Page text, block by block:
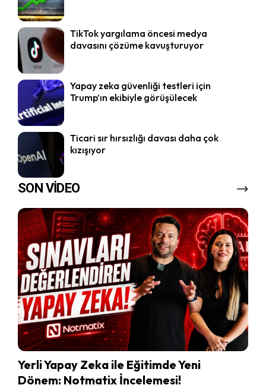
TikTok yargılama öncesi medya
davasını çözüme kavuşturuyor
Yapay zeka güvenliği testleri için
Trump’ın ekibiyle görüşülecek
Ticari sır hırsızlığı davası daha çok
kızışıyor
SON VİDEO
Yerli Yapay Zeka ile Eğitimde Yeni
Dönem: Notmatix İncelemesi!